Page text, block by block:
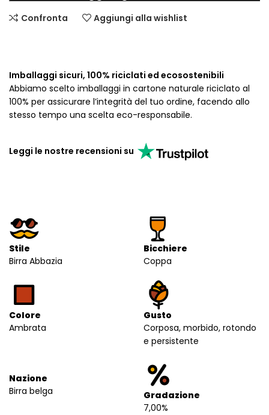
Confronta Aggiungi alla wishlist
Imballaggi sicuri, 100% riciclati ed ecosostenibili
Abbiamo scelto imballaggi in cartone naturale riciclato al
100% per assicurare l’integrità del tuo ordine, facendo allo
stesso tempo una scelta eco-responsabile.
Leggi le nostre recensioni su
Stile
Birra Abbazia
Bicchiere
Coppa
Colore
Ambrata
Gusto
Corposa, morbido, rotondo
e persistente
Nazione
Birra belga
Gradazione
7,00%